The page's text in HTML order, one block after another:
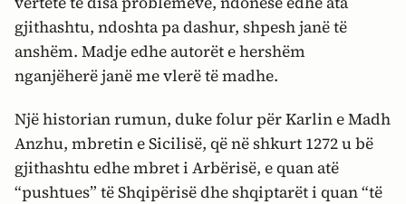
gjithashtu, ndoshta pa dashur, shpesh janë të
anshëm. Madje edhe autorët e hershëm
nganjëherë janë me vlerë të madhe.
Një historian rumun, duke folur për Karlin e Madh
Anzhu, mbretin e Sicilisë, që në shkurt 1272 u bë
gjithashtu edhe mbret i Arbërisë, e quan atë
“pushtues” të Shqipërisë dhe shqiptarët i quan “të